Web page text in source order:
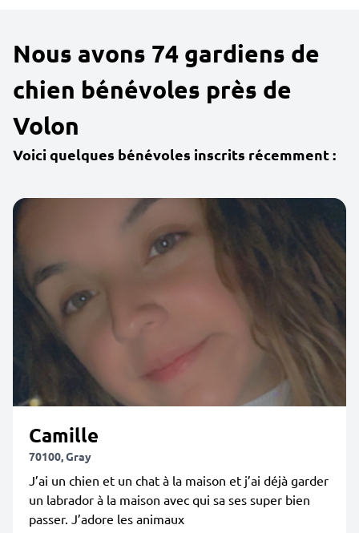
Nous avons 74 gardiens de
chien bénévoles près de
Volon
Voici quelques bénévoles inscrits récemment :
Camille
70100, Gray
J’ai un chien et un chat à la maison et j’ai déjà garder
un labrador à la maison avec qui sa ses super bien
passer. J’adore les animaux